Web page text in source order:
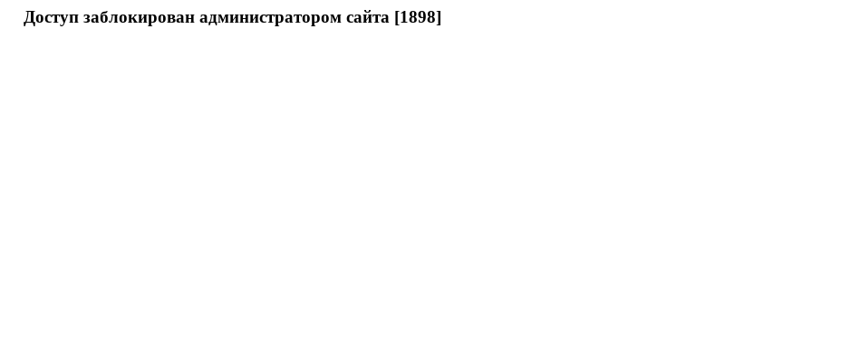
Доступ заблокирован администратором сайта [1898]